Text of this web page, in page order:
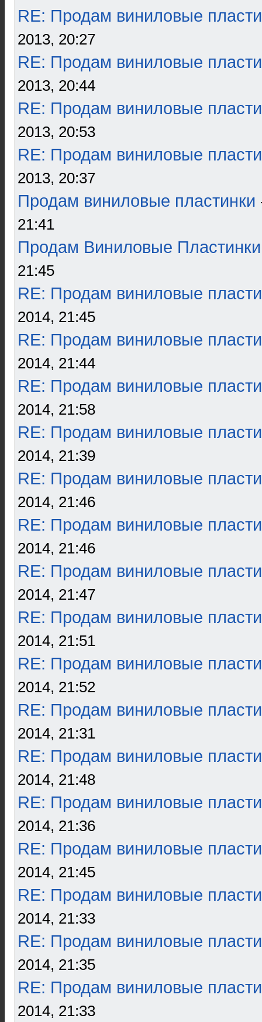
RE: Продам виниловые
2013, 20:27
RE: Продам виниловые
2013, 20:44
RE: Продам виниловые
2013, 20:53
RE: Продам виниловые
2013, 20:37
Продам виниловые пластинки
21:41
Продам Виниловые Пластинки
21:45
RE: Продам виниловые
2014, 21:45
RE: Продам виниловые
2014, 21:44
RE: Продам виниловые
2014, 21:58
RE: Продам виниловые
2014, 21:39
RE: Продам виниловые
2014, 21:46
RE: Продам виниловые
2014, 21:46
RE: Продам виниловые
2014, 21:47
RE: Продам виниловые
2014, 21:51
RE: Продам виниловые
2014, 21:52
RE: Продам виниловые
2014, 21:31
RE: Продам виниловые
2014, 21:48
RE: Продам виниловые
2014, 21:36
RE: Продам виниловые
2014, 21:45
RE: Продам виниловые
2014, 21:33
RE: Продам виниловые
2014, 21:35
RE: Продам виниловые
2014, 21:33